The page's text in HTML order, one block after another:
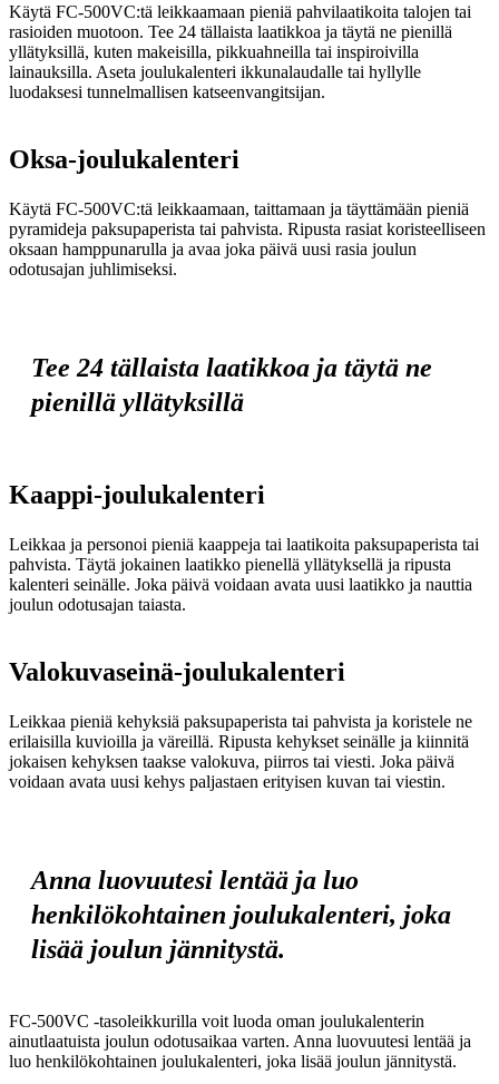
Käytä FC-500VC:tä leikkaamaan pieniä pahvilaatikoita talojen tai
rasioiden muotoon. Tee 24 tällaista laatikkoa ja täytä ne pienillä
yllätyksillä, kuten makeisilla, pikkuahneilla tai inspiroivilla
lainauksilla. Aseta joulukalenteri ikkunalaudalle tai hyllylle
luodaksesi tunnelmallisen katseenvangitsijan.
Oksa-joulukalenteri
Käytä FC-500VC:tä leikkaamaan, taittamaan ja täyttämään pieniä
pyramideja paksupaperista tai pahvista. Ripusta rasiat koristeelliseen
oksaan hamppunarulla ja avaa joka päivä uusi rasia joulun
odotusajan juhlimiseksi.
Tee 24 tällaista laatikkoa ja täytä ne
pienillä yllätyksillä
Kaappi-joulukalenteri
Leikkaa ja personoi pieniä kaappeja tai laatikoita paksupaperista tai
pahvista. Täytä jokainen laatikko pienellä yllätyksellä ja ripusta
kalenteri seinälle. Joka päivä voidaan avata uusi laatikko ja nauttia
joulun odotusajan taiasta.
Valokuvaseinä-joulukalenteri
Leikkaa pieniä kehyksiä paksupaperista tai pahvista ja koristele ne
erilaisilla kuvioilla ja väreillä. Ripusta kehykset seinälle ja kiinnitä
jokaisen kehyksen taakse valokuva, piirros tai viesti. Joka päivä
voidaan avata uusi kehys paljastaen erityisen kuvan tai viestin.
Anna luovuutesi lentää ja luo
henkilökohtainen joulukalenteri, joka
lisää joulun jännitystä.
FC-500VC -tasoleikkurilla voit luoda oman joulukalenterin
ainutlaatuista joulun odotusaikaa varten. Anna luovuutesi lentää ja
luo henkilökohtainen joulukalenteri, joka lisää joulun jännitystä.